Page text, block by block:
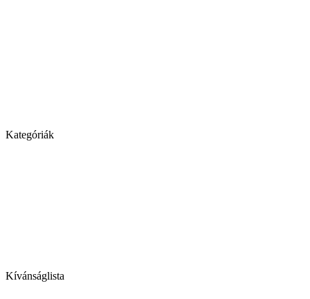
Kategóriák
Kívánságlista